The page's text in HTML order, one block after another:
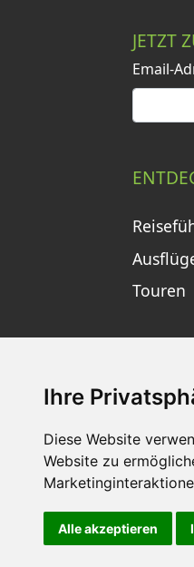
Ihre
Diese Website
Website zu
Alle akzeptieren
JETZT
Email-
Touren